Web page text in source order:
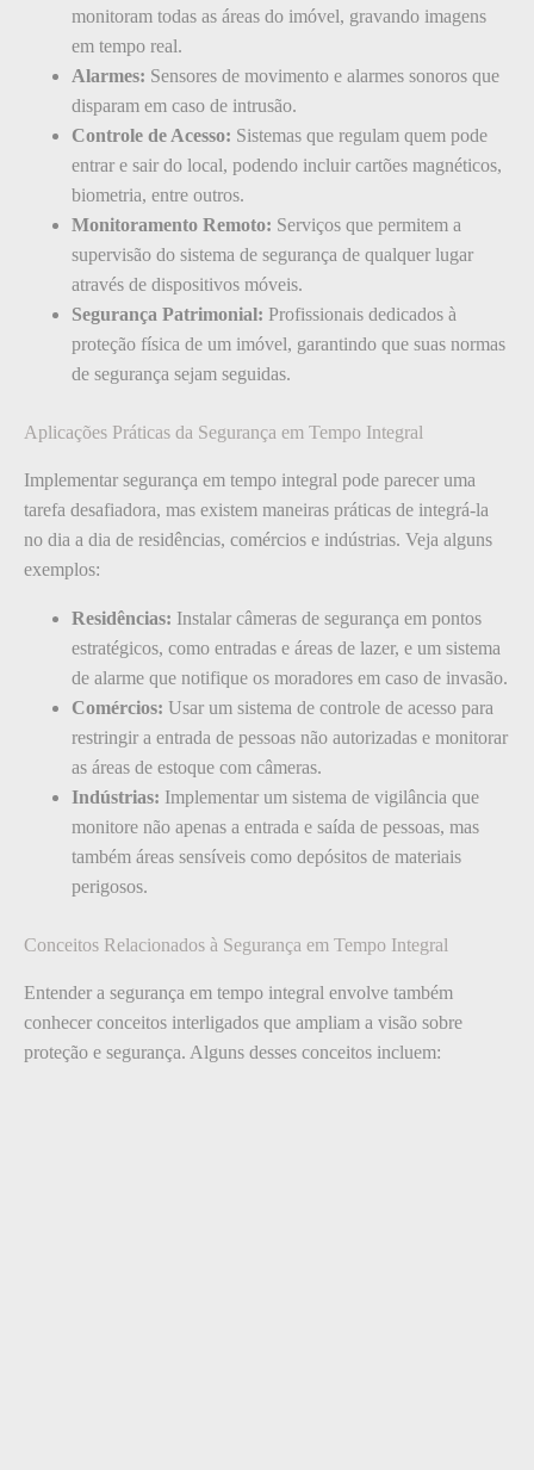
monitoram todas as áreas do imóvel, gravando imagens
em tempo real.
Alarmes: Sensores de movimento e alarmes sonoros que
disparam em caso de intrusão.
Controle de Acesso: Sistemas que regulam quem pode
entrar e sair do local, podendo incluir cartões magnéticos,
biometria, entre outros.
Monitoramento Remoto: Serviços que permitem a
supervisão do sistema de segurança de qualquer lugar
através de dispositivos móveis.
Segurança Patrimonial: Profissionais dedicados à
proteção física de um imóvel, garantindo que suas normas
de segurança sejam seguidas.
Aplicações Práticas da Segurança em Tempo Integral
Implementar segurança em tempo integral pode parecer uma
tarefa desafiadora, mas existem maneiras práticas de integrá-la
no dia a dia de residências, comércios e indústrias. Veja alguns
exemplos:
Residências: Instalar câmeras de segurança em pontos
estratégicos, como entradas e áreas de lazer, e um sistema
de alarme que notifique os moradores em caso de invasão.
Comércios: Usar um sistema de controle de acesso para
restringir a entrada de pessoas não autorizadas e monitorar
as áreas de estoque com câmeras.
Indústrias: Implementar um sistema de vigilância que
monitore não apenas a entrada e saída de pessoas, mas
também áreas sensíveis como depósitos de materiais
perigosos.
Conceitos Relacionados à Segurança em Tempo Integral
Entender a segurança em tempo integral envolve também
conhecer conceitos interligados que ampliam a visão sobre
proteção e segurança. Alguns desses conceitos incluem: